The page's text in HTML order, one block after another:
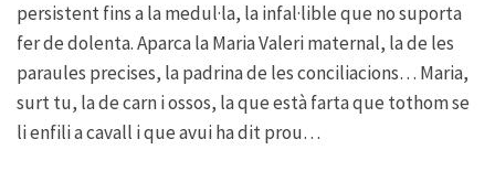
persistent fins a la medul·la, la infal·lible que no suporta
fer de dolenta. Aparca la Maria Valeri maternal, la de les
paraules precises, la padrina de les conciliacions… Maria,
surt tu, la de carn i ossos, la que està farta que tothom se
li enfili a cavall i que avui ha dit prou…